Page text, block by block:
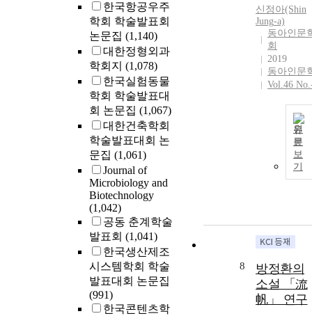
한국항공우주
학회 학술발표회
논문집 (1,140)
대한정형외과
학회지 (1,078)
한국실험동물
학회 학술발표대
회 논문집 (1,067)
대한건축학회
학술발표대회 논
문집 (1,061)
Journal of
Microbiology and
Biotechnology
(1,042)
공동 춘계학술
발표회 (1,041)
한국생산제조
시스템학회 학술
발표대회 논문집
(991)
한국콘텐츠학
신정아(Shin
Jung-a)
동아인문
회
2019
동아인문
Vol.46
원
문
보
기
8
방정환의
소설 「流
帆」 연구